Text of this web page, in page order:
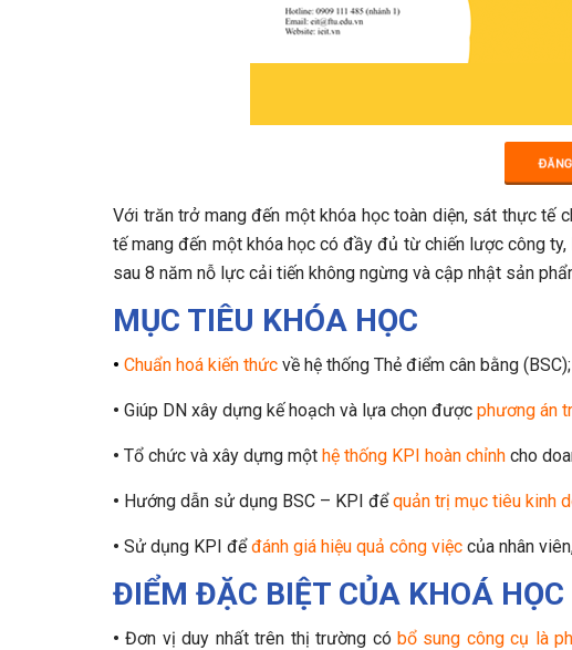
Với trăn trở mang đến một khóa học toàn diện, sát thực tế
tế mang đến một khóa học có đầy đủ từ chiến lược công
sau 8 năm nỗ lực cải tiến không ngừng và cập nhật sản
MỤC TIÊU KHÓA HỌC
• Chuẩn hoá kiến thức về hệ thống Thẻ điểm cân bằng
• Giúp DN xây dựng kế hoạch và lựa chọn được phương án
• Tổ chức và xây dựng một hệ thống KPI hoàn chỉnh cho
• Hướng dẫn sử dụng BSC – KPI đểquản trị mục tiêu kinh
• Sử dụng KPI đểđánh giá hiệu quả công việc của nhân
ĐIỂM ĐẶC BIỆT CỦA KHOÁ
•Đơn vị duy nhất trên thị trường có bổ sung công cụ là